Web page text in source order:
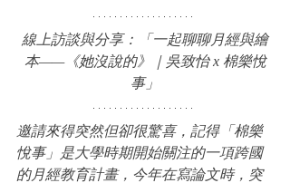
線上訪談與分享：「一起聊聊月經與繪
本——《她沒說的》｜吳致怡 x 棉樂悅
事」
邀請來得突然但卻很驚喜，記得「棉樂
悅事」是大學時期開始關注的一項跨國
的月經教育計畫，今年在寫論文時，突